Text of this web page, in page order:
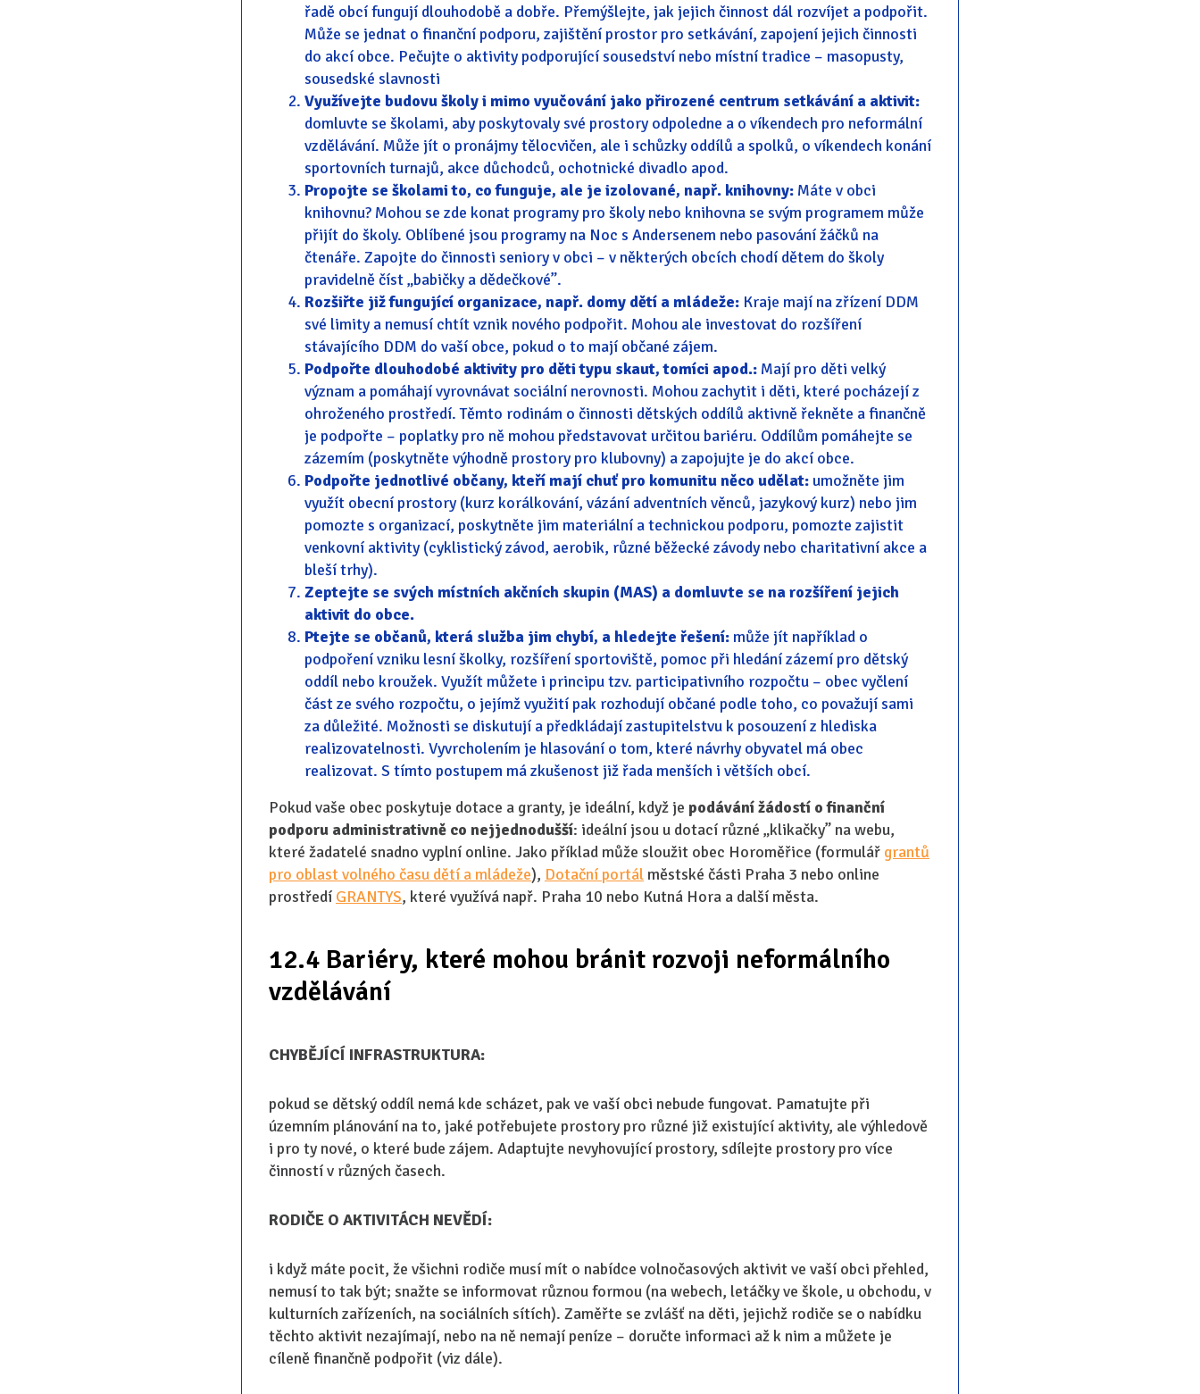
řadě obcí fungují dlouhodobě a dobře. Přemýšlejte, jak jejich činnost dál rozvíjet a podpořit.
Může se jednat o finanční podporu, zajištění prostor pro setkávání, zapojení jejich činnosti
do akcí obce. Pečujte o aktivity podporující sousedství nebo místní tradice – masopusty,
sousedské slavnosti
Využívejte budovu školy i mimo vyučování jako přirozené centrum setkávání a aktivit:
domluvte se školami, aby poskytovaly své prostory odpoledne a o víkendech pro neformální
vzdělávání. Může jít o pronájmy tělocvičen, ale i schůzky oddílů a spolků, o víkendech konání
sportovních turnajů, akce důchodců, ochotnické divadlo apod.
Propojte se školami to, co funguje, ale je izolované, např. knihovny: Máte v obci
knihovnu? Mohou se zde konat programy pro školy nebo knihovna se svým programem může
přijít do školy. Oblíbené jsou programy na Noc s Andersenem nebo pasování žáčků na
čtenáře. Zapojte do činnosti seniory v obci – v některých obcích chodí dětem do školy
pravidelně číst „babičky a dědečkové”.
Rozšiřte již fungující organizace, např. domy dětí a mládeže: Kraje mají na zřízení DDM
své limity a nemusí chtít vznik nového podpořit. Mohou ale investovat do rozšíření
stávajícího DDM do vaší obce, pokud o to mají občané zájem.
Podpořte dlouhodobé aktivity pro děti typu skaut, tomíci apod.: Mají pro děti velký
význam a pomáhají vyrovnávat sociální nerovnosti. Mohou zachytit i děti, které pocházejí z
ohroženého prostředí. Těmto rodinám o činnosti dětských oddílů aktivně řekněte a finančně
je podpořte – poplatky pro ně mohou představovat určitou bariéru. Oddílům pomáhejte se
zázemím (poskytněte výhodně prostory pro klubovny) a zapojujte je do akcí obce.
Podpořte jednotlivé občany, kteří mají chuť pro komunitu něco udělat:umožněte jim
využít obecní prostory (kurz korálkování, vázání adventních věnců, jazykový kurz) nebo jim
pomozte s organizací, poskytněte jim materiální a technickou podporu, pomozte zajistit
venkovní aktivity (cyklistický závod, aerobik, různé běžecké závody nebo charitativní akce a
bleší trhy).
Zeptejte se svých místních akčních skupin (MAS) a domluvte se na rozšíření jejich
aktivit do obce.
Ptejte se občanů, která služba jim chybí, a hledejte řešení: může jít například o
podpoření vzniku lesní školky, rozšíření sportoviště, pomoc při hledání zázemí pro dětský
oddíl nebo kroužek. Využít můžete i principu tzv. participativního rozpočtu – obec vyčlení
část ze svého rozpočtu, o jejímž využití pak rozhodují občané podle toho, co považují sami
za důležité. Možnosti se diskutují a předkládají zastupitelstvu k posouzení z hlediska
realizovatelnosti. Vyvrcholením je hlasování o tom, které návrhy obyvatel má obec
realizovat. S tímto postupem má zkušenost již řada menších i větších obcí.
Pokud vaše obec poskytuje dotace a granty, je ideální, když je podávání žádostí o finanční
podporu administrativně co nejjednodušší: ideální jsou u dotací různé „klikačky” na webu,
které žadatelé snadno vyplní online. Jako příklad může sloužit obec Horoměřice (formulář grantů
pro oblast volného času dětí a mládeže), Dotační portál městské části Praha 3 nebo online
prostředí GRANTYS, které využívá např. Praha 10 nebo Kutná Hora a další města.
12.4 Bariéry, které mohou bránit rozvoji neformálního
vzdělávání
CHYBĚJÍCÍ INFRASTRUKTURA:
pokud se dětský oddíl nemá kde scházet, pak ve vaší obci nebude fungovat. Pamatujte při
územním plánování na to, jaké potřebujete prostory pro různé již existující aktivity, ale výhledově
i pro ty nové, o které bude zájem. Adaptujte nevyhovující prostory, sdílejte prostory pro více
činností v různých časech.
RODIČE O AKTIVITÁCH NEVĚDÍ:
i když máte pocit, že všichni rodiče musí mít o nabídce volnočasových aktivit ve vaší obci přehled,
nemusí to tak být; snažte se informovat různou formou (na webech, letáčky ve škole, u obchodu, v
kulturních zařízeních, na sociálních sítích). Zaměřte se zvlášť na děti, jejichž rodiče se o nabídku
těchto aktivit nezajímají, nebo na ně nemají peníze – doručte informaci až k nim a můžete je
cíleně finančně podpořit (viz dále).